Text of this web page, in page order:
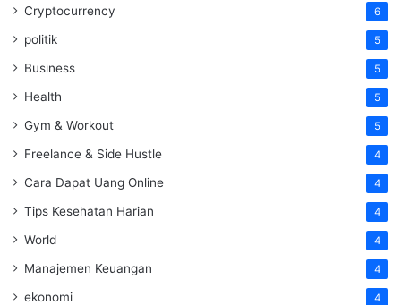
Cryptocurrency 6
politik 5
Business 5
Health 5
Gym & Workout 5
Freelance & Side Hustle 4
Cara Dapat Uang Online 4
Tips Kesehatan Harian 4
World 4
Manajemen Keuangan 4
ekonomi 4